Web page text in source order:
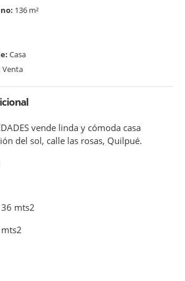
136 m²
Casa
Venta
vende linda y cómoda casa
del sol, calle las rosas, Quilpué.
mts2